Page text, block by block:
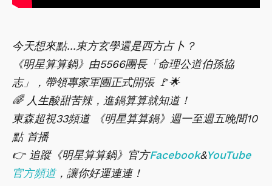
今天想來點...東方玄學還是西方占卜？
《明星算算鍋》由5566團長「命理公道伯孫協
志」，帶領專家軍團正式開張 🚩🌟
🌈 人生酸甜苦辣，進鍋算算就知道！
東森超視33頻道 《明星算算鍋》週一至週五晚間10
點 首播
👉 追蹤《明星算算鍋》官方Facebook&YouTube
官方頻道，讓你好運連連！